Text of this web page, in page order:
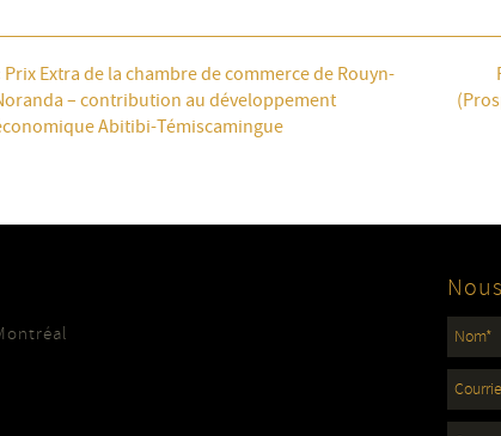
Prix Extra de la chambre de commerce de Rouyn-
– contribution au développement
Abitibi-Témiscamingue